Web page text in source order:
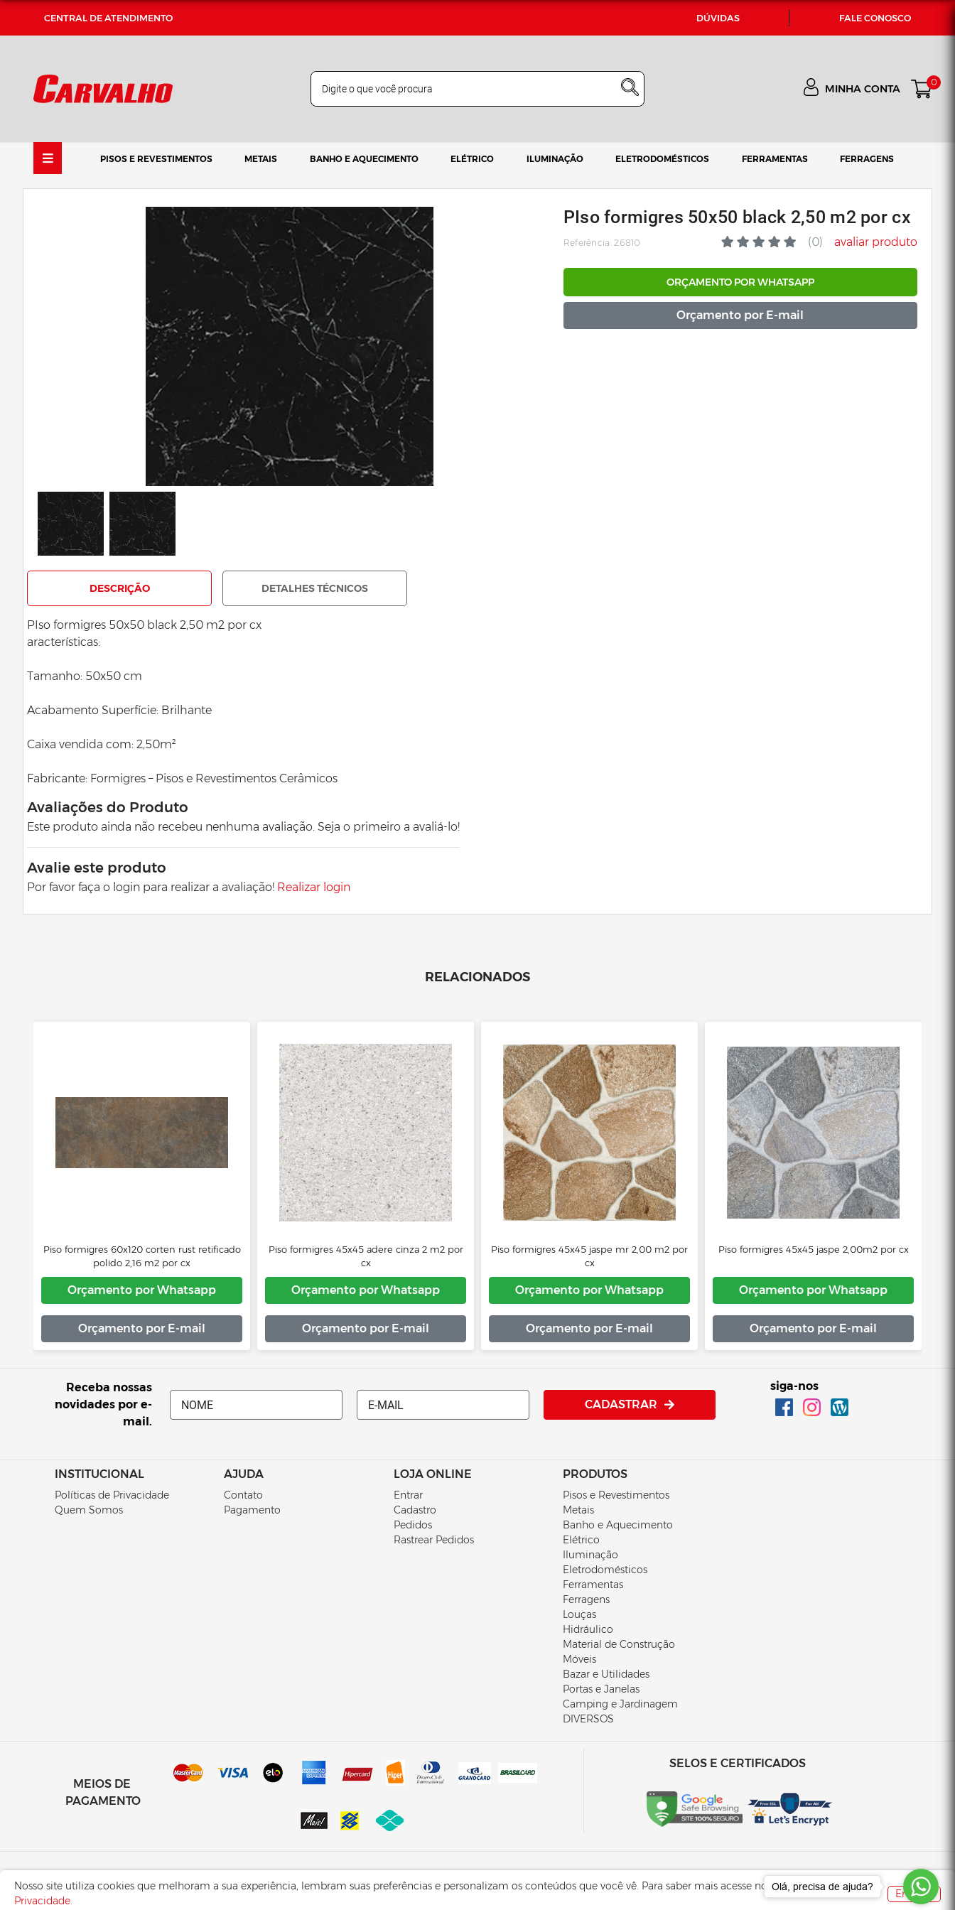
CENTRAL DE ATENDIMENTO DÚVIDAS FALE CONOSCO
MINHA CONTA 0
PISOS E REVESTIMENTOS METAIS BANHO E AQUECIMENTO ELÉTRICO ILUMINAÇÃO ELETRODOMÉSTICOS FERRAMENTAS FERRAGENS
PIso formigres 50x50 black 2,50 m2 por cx
Referência: 26810 (0) avaliar produto
ORÇAMENTO POR WHATSAPP
Orçamento por E-mail
DESCRIÇÃO DETALHES TÉCNICOS
PIso formigres 50x50 black 2,50 m2 por cx
aracterísticas:
Tamanho: 50x50 cm
Acabamento Superfície: Brilhante
Caixa vendida com: 2,50m²
Fabricante: Formigres – Pisos e Revestimentos Cerâmicos
Avaliações do Produto
Este produto ainda não recebeu nenhuma avaliação. Seja o primeiro a avaliá-lo!
Avalie este produto
Por favor faça o login para realizar a avaliação! Realizar login
RELACIONADOS
Piso formigres 60x120 corten rust retificado
polido 2,16 m2 por cx
Orçamento por Whatsapp
Orçamento por E-mail
Piso formigres 45x45 adere cinza 2 m2 por
cx
Orçamento por Whatsapp
Orçamento por E-mail
Piso formigres 45x45 jaspe mr 2,00 m2 por
cx
Orçamento por Whatsapp
Orçamento por E-mail
Piso formigres 45x45 jaspe 2,00m2 por cx
Orçamento por Whatsapp
Orçamento por E-mail
Receba nossas
novidades por e-
mail.
CADASTRAR
siga-nos
INSTITUCIONAL
Políticas de Privacidade
Quem Somos
AJUDA
Contato
Pagamento
LOJA ONLINE
Entrar
Cadastro
Pedidos
Rastrear Pedidos
PRODUTOS
Pisos e Revestimentos
Metais
Banho e Aquecimento
Elétrico
Iluminação
Eletrodomésticos
Ferramentas
Ferragens
Louças
Hidráulico
Material de Construção
Móveis
Bazar e Utilidades
Portas e Janelas
Camping e Jardinagem
DIVERSOS
MEIOS DE
PAGAMENTO
SELOS E CERTIFICADOS
CNPJ:94.865.706/0001-60
© 2026 Carvalho Materiais de Construção - Todos os Direitos Reservados - sac@carvalhomateriais.com.br
Nosso site utiliza cookies que melhoram a sua experiência, lembram suas preferências e personalizam os conteúdos que você vê. Para saber mais acesse nossaPolítica de
Privacidade.
Entendi
Olá, precisa de ajuda?